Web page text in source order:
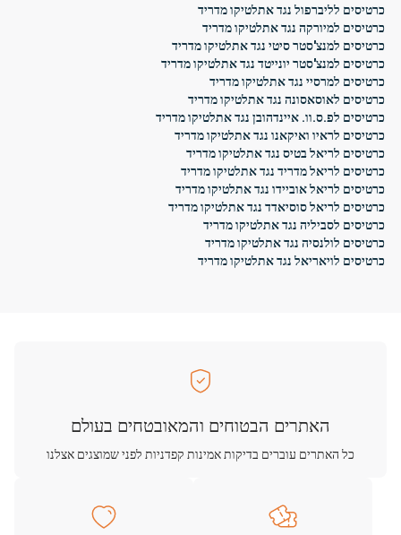
כרטיסים לליברפול נגד אתלטיקו מדריד
כרטיסים למיורקה נגד אתלטיקו מדריד
כרטיסים למנצ'סטר סיטי נגד אתלטיקו מדריד
כרטיסים למנצ'סטר יונייטד נגד אתלטיקו מדריד
כרטיסים למרסיי נגד אתלטיקו מדריד
כרטיסים לאוסאסונה נגד אתלטיקו מדריד
כרטיסים לפ.ס.וו. איינדהובן נגד אתלטיקו מדריד
כרטיסים לראיו ואיקאנו נגד אתלטיקו מדריד
כרטיסים לריאל בטיס נגד אתלטיקו מדריד
כרטיסים לריאל מדריד נגד אתלטיקו מדריד
כרטיסים לריאל אוביידו נגד אתלטיקו מדריד
כרטיסים לריאל סוסיאדד נגד אתלטיקו מדריד
כרטיסים לסביליה נגד אתלטיקו מדריד
כרטיסים לולנסיה נגד אתלטיקו מדריד
כרטיסים לויאריאל נגד אתלטיקו מדריד
האתרים הבטוחים והמאובטחים בעולם
כל האתרים עוברים בדיקות אמינות קפדניות לפני שמוצגים אצלנו